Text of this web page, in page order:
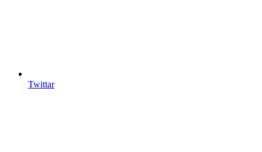
Twittar